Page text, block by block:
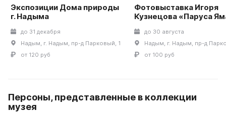
Экспозиции Дома природы
г. Надыма
до 31 декабря
Надым, г. Надым, пр-д Парковый, 1
от 120 руб
Фотовыставка Игоря
Кузнецова «Паруса
до 30 августа
Надым, г. Надым, пр-д
от 100 руб
Персоны, представленные в коллекции
музея